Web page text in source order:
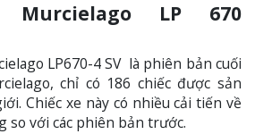
Murcielago LP 670
LP670-4 SV là phiên bản cuối
chỉ có 186 chiếc được sản
Chiếc xe này có nhiều cải tiến về
so với các phiên bản trước.